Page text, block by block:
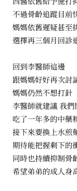
不過骨齡追蹤目前
媽媽依舊遲疑甚至
選擇再三個月回診
回到李醫師這邊
跟媽媽好好再次討
媽媽仍然不想打針
李醫師就建議 我
吃了一年多的中藥
接下來要換上水煎
期待能把握剩下的
同時也持續抑制骨
希望弟弟的成人身